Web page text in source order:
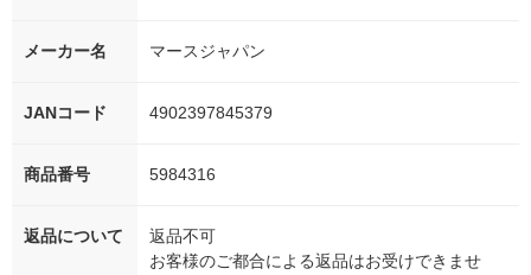
メーカー名 マースジャパン
JANコード 4902397845379
商品番号 5984316
返品について
返品不可
お客様のご都合による返品はお受けできませ